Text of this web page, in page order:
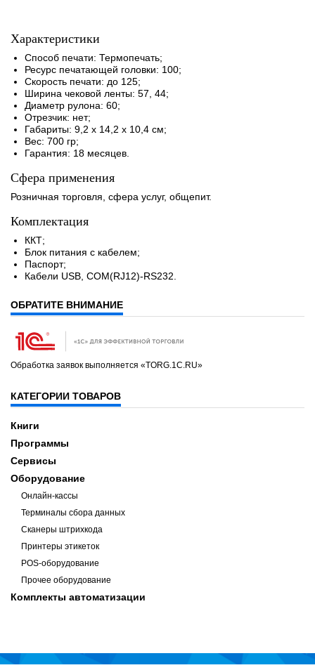
Характеристики
Способ печати: Термопечать;
Ресурс печатающей головки: 100;
Скорость печати: до 125;
Ширина чековой ленты: 57, 44;
Диаметр рулона: 60;
Отрезчик: нет;
Габариты: 9,2 х 14,2 х 10,4 см;
Вес: 700 гр;
Гарантия: 18 месяцев.
Сфера применения
Розничная торговля, сфера услуг, общепит.
Комплектация
ККТ;
Блок питания с кабелем;
Паспорт;
Кабели USB, COM(RJ12)-RS232.
ОБРАТИТЕ ВНИМАНИЕ
Обработка заявок выполняется «TORG.1C.RU»
КАТЕГОРИИ ТОВАРОВ
Книги
Программы
Сервисы
Оборудование
Онлайн-кассы
Терминалы сбора данных
Сканеры штрихкода
Принтеры этикеток
POS-оборудование
Прочее оборудование
Комплекты автоматизации